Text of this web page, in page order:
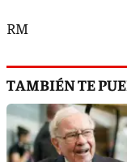
RM
TAMBIÉN TE